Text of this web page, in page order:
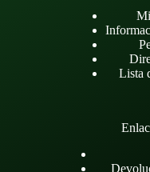
Lista